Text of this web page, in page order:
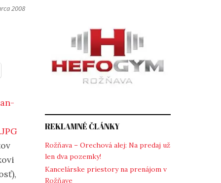
2008
REKLAMNÉ ČLÁNKY
Rožňava – Orechová alej: Na predaj už
len dva pozemky!
Kancelárske priestory na prenájom v
Rožňave